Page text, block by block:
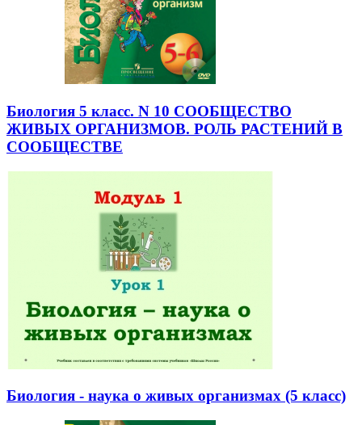
Биология 5 класс. N 10 СООБЩЕСТВО
ЖИВЫХ ОРГАНИЗМОВ. РОЛЬ РАСТЕНИЙ В
СООБЩЕСТВЕ
Биология - наука о живых организмах (5 класс)